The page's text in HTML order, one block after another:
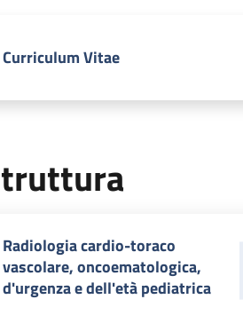
Curriculum Vitae
Radiologia cardio-toraco
vascolare, oncoematologica,
d'urgenza e dell'età pediatrica